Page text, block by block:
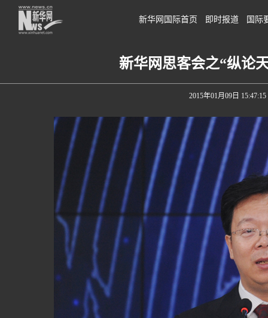
新华网国际首页 即时报道 国际
新华网思客会之“纵论
2015年01月09日 15:47:15